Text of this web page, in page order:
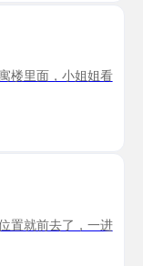
楼里面，小姐姐看
置就前去了，一进